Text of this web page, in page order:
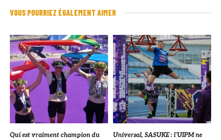
VOUS POURRIEZ ÉGALEMENT AIMER
Qui est vraiment champion du
Universal, SASUKE : l’UIPM ne